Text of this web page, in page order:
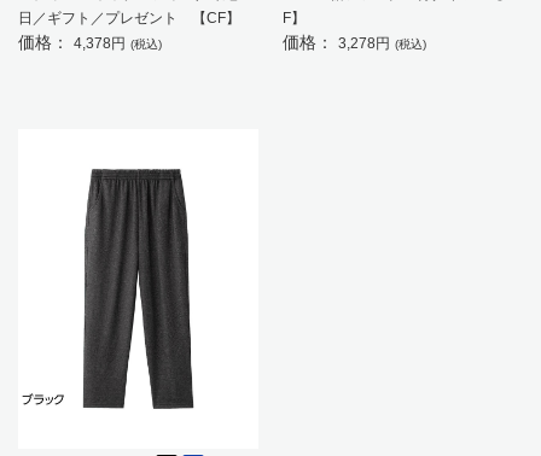
日／ギフト／プレゼント 【CF】
価格： 4,378円 (税込)
F】
価格： 3,278円 (税込)